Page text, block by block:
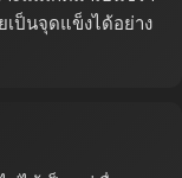
ป็นจุดแข็งได้อย่าง